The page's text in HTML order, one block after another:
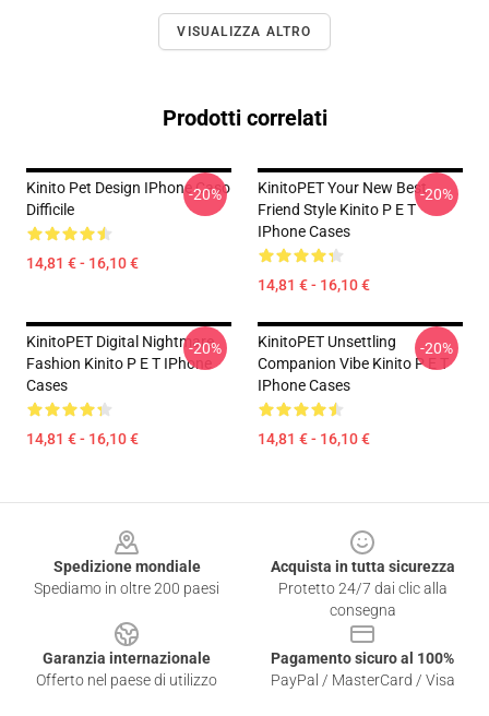
VISUALIZZA ALTRO
Prodotti correlati
Kinito Pet Design IPhone Caso
Difficile
14,81 € - 16,10 €
-20%
KinitoPET Your New Best
Friend Style Kinito P E T
IPhone Cases
14,81 € - 16,10 €
-20%
KinitoPET Digital Nightmare
Fashion Kinito P E T IPhone
Cases
14,81 € - 16,10 €
-20%
KinitoPET Unsettling
Companion Vibe Kinito P E T
IPhone Cases
14,81 € - 16,10 €
-20%
Spedizione mondiale
Spediamo in oltre 200 paesi
Acquista in tutta sicurezza
Protetto 24/7 dai clic alla
consegna
Garanzia internazionale
Offerto nel paese di utilizzo
Pagamento sicuro al 100%
PayPal / MasterCard / Visa